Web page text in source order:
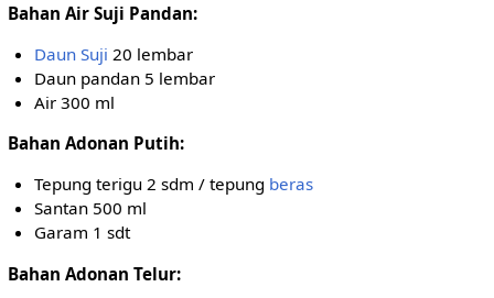
Bahan Air Suji Pandan:
Daun Suji 20 lembar
Daun pandan 5 lembar
Air 300 ml
Bahan Adonan Putih:
Tepung terigu 2 sdm / tepung beras
Santan 500 ml
Garam 1 sdt
Bahan Adonan Telur: